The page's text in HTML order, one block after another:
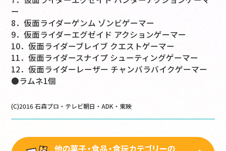
ー
8．仮面ライダーゲンム ゾンビゲーマー
9．仮面ライダーエグゼイド アクションゲーマー
10．仮面ライダーブレイブ クエストゲーマー
11．仮面ライダースナイプ シューティングゲーマー
12．仮面ライダーレーザー チャンバラバイクゲーマー
●ラムネ1個
(C)2016 石森プロ・テレビ朝日・ADK・東映